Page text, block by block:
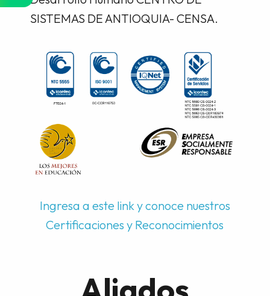
SISTEMAS DE ANTIOQUIA- CENSA.
Ingresa a este link y conoce nuestros
Certificaciones y Reconocimientos